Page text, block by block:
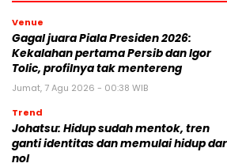
Venue
Gagal juara Piala Presiden 2026:
Kekalahan pertama Persib dan Igor
Tolic, profilnya tak mentereng
Jumat, 7 Agu 2026 - 00:38 WIB
Trend
Johatsu: Hidup sudah mentok, tren
ganti identitas dan memulai hidup
nol